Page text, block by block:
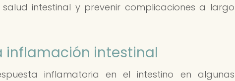
intestinal y prevenir complicaciones a largo
inflamación intestinal
inflamatoria en el intestino en algunas